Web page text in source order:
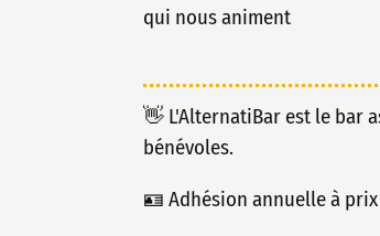
qui nous animent
👋 L'AlternatiBar est le bar
bénévoles.
🪪 Adhésion annuelle à